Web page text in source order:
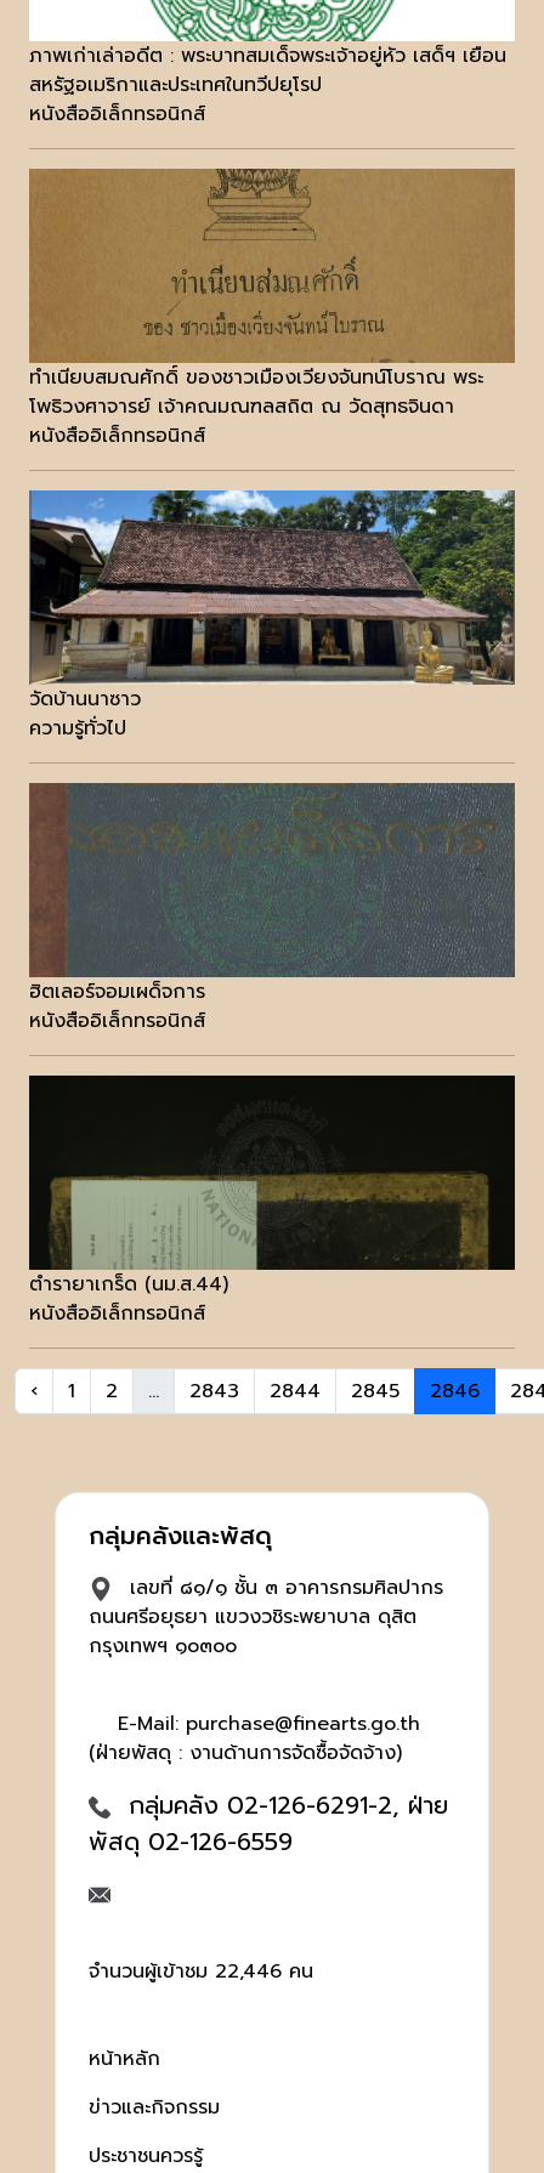
ภาพเก่าเล่าอดีต : พระบาทสมเด็จพระเจ้าอยู่หัว เสด็ฯ เยือน
สหรัฐอเมริกาและประเทศในทวีปยุโรป
หนังสืออิเล็กทรอนิกส์
ทำเนียบสมณศักดิ์ ของชาวเมืองเวียงจันทน์โบราณ พระ
โพธิวงศาจารย์ เจ้าคณมณฑลสถิต ณ วัดสุทธจินดา
หนังสืออิเล็กทรอนิกส์
วัดบ้านนาซาว
ความรู้ทั่วไป
ฮิตเลอร์จอมเผด็จการ
หนังสืออิเล็กทรอนิกส์
ตำรายาเกร็ด (นม.ส.44)
หนังสืออิเล็กทรอนิกส์
‹ 1 2 ... 2843 2844 2845 2846
กลุ่มคลังและพัสดุ
เลขที่ ๘๑/๑ ชั้น ๓ อาคารกรมศิลปากร
ถนนศรีอยุธยา แขวงวชิระพยาบาล ดุสิต
กรุงเทพฯ ๑๐๓๐๐
E-Mail: purchase@finearts.go.th
(ฝ่ายพัสดุ : งานด้านการจัดซื้อจัดจ้าง)
กลุ่มคลัง 02-126-6291-2, ฝ่าย
พัสดุ 02-126-6559
จำนวนผู้เข้าชม 22,446 คน
หน้าหลัก
ข่าวและกิจกรรม
ประชาชนควรรู้